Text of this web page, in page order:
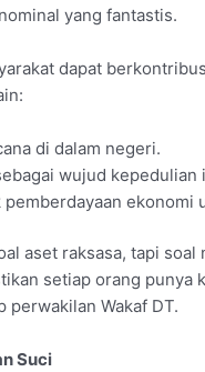
yang fantastis.
dapat
di dalam negeri.
wujud kepedulian
ekonomi
aset raksasa, tapi
setiap orang punya
perwakilan Wakaf DT.
Suci